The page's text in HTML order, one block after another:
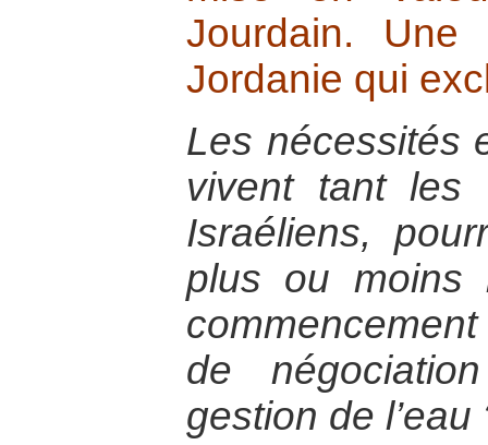
Jourdain. Une
Jordanie qui
Les nécessités
vivent tant les
Israéliens,
plus ou moins
de
gestion de l’eau